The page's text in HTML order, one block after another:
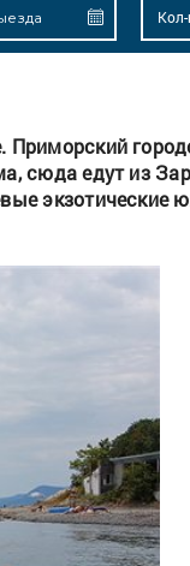
Приморский
сюда едут из